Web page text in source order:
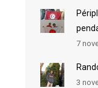
7
3